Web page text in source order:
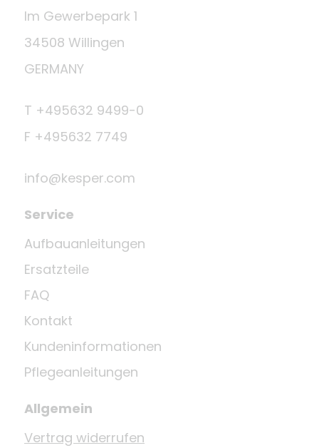
Im Gewerbepark 1
34508 Willingen
GERMANY
T +495632 9499-0
F +495632 7749
info@kesper.com
Service
Aufbauanleitungen
Ersatzteile
FAQ
Kontakt
Kundeninformationen
Pflegeanleitungen
Allgemein
Vertrag widerrufen